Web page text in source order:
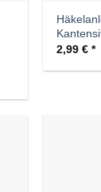
2,99€